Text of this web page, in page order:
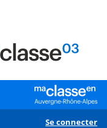
Se connecter